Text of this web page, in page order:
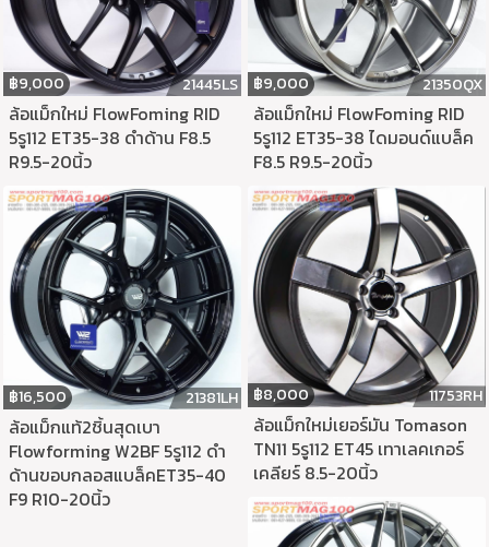
฿9,000 21445LS
ล้อแม็กใหม่ FlowFoming RID
5รู112 ET35-38 ดำด้าน F8.5
R9.5-20นิ้ว
฿9,000 21350QX
ล้อแม็กใหม่ FlowFoming RID
5รู112 ET35-38 ไดมอนด์แบล็ค
F8.5 R9.5-20นิ้ว
฿16,500 21381LH
ล้อแม็กแท้2ชิ้นสุดเบา
Flowforming W2BF 5รู112 ดำ
ด้านขอบกลอสแบล็คET35-40
F9 R10-20นิ้ว
฿8,000 11753RH
ล้อแม็กใหม่เยอร์มัน Tomason
TN11 5รู112 ET45 เทาเลคเกอร์
เคลียร์ 8.5-20นิ้ว